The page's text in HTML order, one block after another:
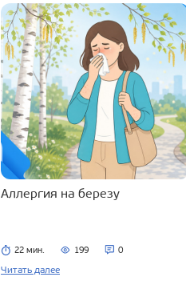
Аллергия на березу
22 мин. 199 0
Читать далее